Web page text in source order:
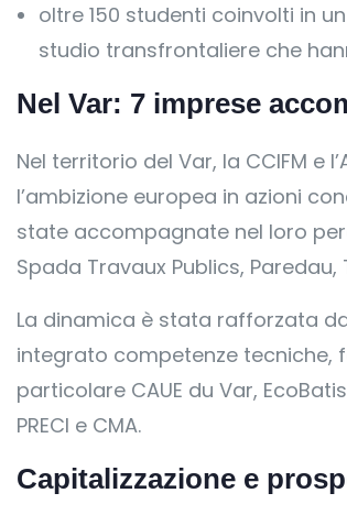
oltre 150 studenti coinvolti in
studio transfrontaliere che
Nel Var: 7 imprese
Nel territorio del Var, la CCIFM e
l’ambizione europea in azioni
state accompagnate nel loro
Spada Travaux Publics, Paredau,
La dinamica è stata rafforzata
integrato competenze tecniche,
particolare CAUE du Var,
PRECI e CMA.
Capitalizzazione e